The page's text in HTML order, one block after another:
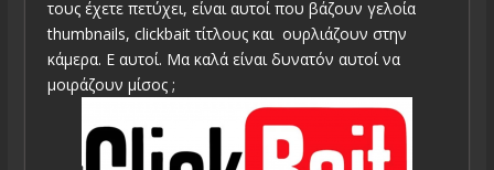
τους έχετε πετύχει, είναι αυτοί που βάζουν γελοία
thumbnails, clickbait τίτλους και ουρλιάζουν στην
κάμερα. Ε αυτοί. Μα καλά είναι δυνατόν αυτοί να
μοιράζουν μίσος ;